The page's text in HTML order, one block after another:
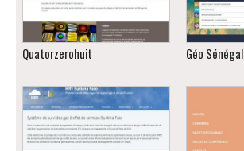
Quatorzerohuit Géo Sénégal